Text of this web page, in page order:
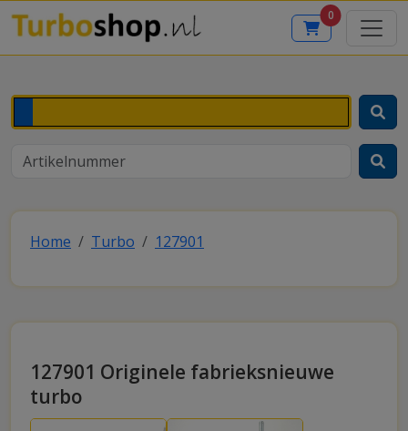
0
Home Turbo 127901
127901 Originele fabrieksnieuwe
turbo